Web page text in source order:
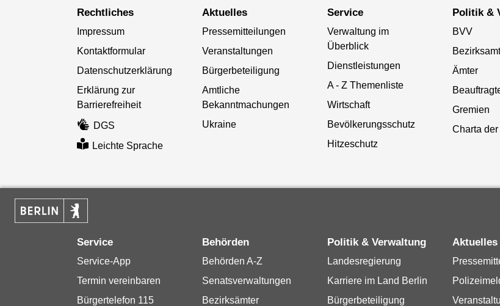
Rechtliches
Impressum
Kontaktformular
Datenschutzerklärung
Erklärung zur
Barrierefreiheit
DGS
Leichte Sprache
Aktuelles
Pressemitteilungen
Veranstaltungen
Bürgerbeteiligung
Amtliche
Bekanntmachungen
Ukraine
Service
Verwaltung im
Überblick
Dienstleistungen
A - Z Themenliste
Wirtschaft
Bevölkerungsschutz
Hitzeschutz
Politik &
BVV
Ämter
Gremien
Charta
Service
Service-App
Termin vereinbaren
Bürgertelefon 115
Behörden
Behörden A-Z
Senatsverwaltungen
Bezirksämter
Politik & Verwaltung
Landesregierung
Karriere im Land Berlin
Bürgerbeteiligung
Aktuelles